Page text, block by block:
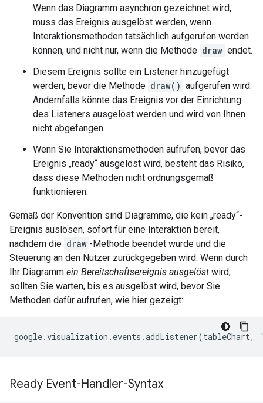
Wenn das Diagramm asynchron gezeichnet wird,
muss das Ereignis ausgelöst werden, wenn
Interaktionsmethoden tatsächlich aufgerufen werden
können, und nicht nur, wenn die Methode draw endet.
Diesem Ereignis sollte ein Listener hinzugefügt
werden, bevor die Methode draw() aufgerufen wird.
Andernfalls könnte das Ereignis vor der Einrichtung
des Listeners ausgelöst werden und wird von Ihnen
nicht abgefangen.
Wenn Sie Interaktionsmethoden aufrufen, bevor das
Ereignis „ready“ ausgelöst wird, besteht das Risiko,
dass diese Methoden nicht ordnungsgemäß
funktionieren.
Gemäß der Konvention sind Diagramme, die kein „ready“-
Ereignis auslösen, sofort für eine Interaktion bereit,
nachdem die draw -Methode beendet wurde und die
Steuerung an den Nutzer zurückgegeben wird. Wenn durch
Ihr Diagramm ein Bereitschaftsereignis ausgelöst wird,
sollten Sie warten, bis es ausgelöst wird, bevor Sie
Methoden dafür aufrufen, wie hier gezeigt:
google.visualization . events .addListener(tableChart,
Ready Event-Handler-Syntax